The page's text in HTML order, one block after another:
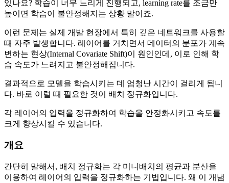
있나요? 학습이 너무 느리게 진행되고, learning rate를 조금만
높이면 학습이 불안정해지는 상황 말이죠.
이런 문제는 실제 개발 현장에서 특히 깊은 네트워크를 사용할
때 자주 발생합니다. 레이어를 거치면서 데이터의 분포가 계속
변하는 현상(Internal Covariate Shift)이 원인인데, 이로 인해 학
습 속도가 느려지고 불안정해집니다.
결과적으로 모델을 학습시키는 데 엄청난 시간이 걸리게 됩니
다. 바로 이럴 때 필요한 것이 배치 정규화입니다.
각 레이어의 입력을 정규화하여 학습을 안정화시키고 속도를
크게 향상시킬 수 있습니다.
개요
간단히 말해서, 배치 정규화는 각 미니배치의 평균과 분산을
이용하여 레이어의 입력을 정규화하는 기법입니다. 왜 이 개념